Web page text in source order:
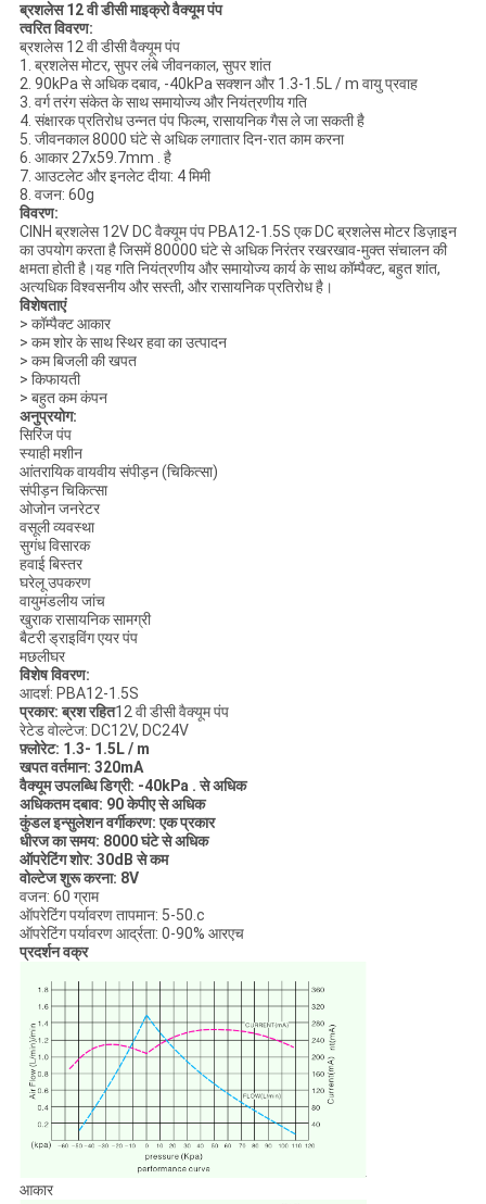
ब्रशलेस 12 वी डीसी माइक्रो वैक्यूम पंप
त्वरित विवरण:
ब्रशलेस 12 वी डीसी वैक्यूम पंप
1. ब्रशलेस मोटर, सुपर लंबे जीवनकाल, सुपर शांत
2. 90kPa से अधिक दबाव, -40kPa सक्शन और 1.3-1.5L / m वायु प्रवाह
3. वर्ग तरंग संकेत के साथ समायोज्य और नियंत्रणीय गति
4. संक्षारक प्रतिरोध उन्नत पंप फिल्म, रासायनिक गैस ले जा सकती है
5. जीवनकाल 8000 घंटे से अधिक लगातार दिन-रात काम करना
6. आकार 27x59.7mm . है
7. आउटलेट और इनलेट दीया: 4 मिमी
8. वजन: 60g
विवरण:
CINH ब्रशलेस 12V DC वैक्यूम पंप PBA12-1.5S एक DC ब्रशलेस मोटर डिज़ाइन
का उपयोग करता है जिसमें 80000 घंटे से अधिक निरंतर रखरखाव-मुक्त संचालन की
क्षमता होती है।यह गति नियंत्रणीय और समायोज्य कार्य के साथ कॉम्पैक्ट, बहुत शांत,
अत्यधिक विश्वसनीय और सस्ती, और रासायनिक प्रतिरोध है।
विशेषताएं
> कॉम्पैक्ट आकार
> कम शोर के साथ स्थिर हवा का उत्पादन
> कम बिजली की खपत
> किफायती
> बहुत कम कंपन
अनुप्रयोग:
सिरिंज पंप
स्याही मशीन
आंतरायिक वायवीय संपीड़न (चिकित्सा)
संपीड़न चिकित्सा
ओजोन जनरेटर
वसूली व्यवस्था
सुगंध विसारक
हवाई बिस्तर
घरेलू उपकरण
वायुमंडलीय जांच
खुराक रासायनिक सामग्री
बैटरी ड्राइविंग एयर पंप
मछलीघर
विशेष विवरण:
आदर्श: PBA12-1.5S
प्रकार: ब्रश रहित12 वी डीसी वैक्यूम पंप
रेटेड वोल्टेज: DC12V, DC24V
फ़्लोरेट: 1.3- 1.5L / m
खपत वर्तमान: 320mA
वैक्यूम उपलब्धि डिग्री: -40kPa . से अधिक
अधिकतम दबाव: 90 केपीए से अधिक
कुंडल इन्सुलेशन वर्गीकरण: एक प्रकार
धीरज का समय: 8000 घंटे से अधिक
ऑपरेटिंग शोर: 30dB से कम
वोल्टेज शुरू करना: 8V
वजन: 60 ग्राम
ऑपरेटिंग पर्यावरण तापमान: 5-50.c
ऑपरेटिंग पर्यावरण आर्द्रता: 0-90% आरएच
प्रदर्शन वक्र
आकार